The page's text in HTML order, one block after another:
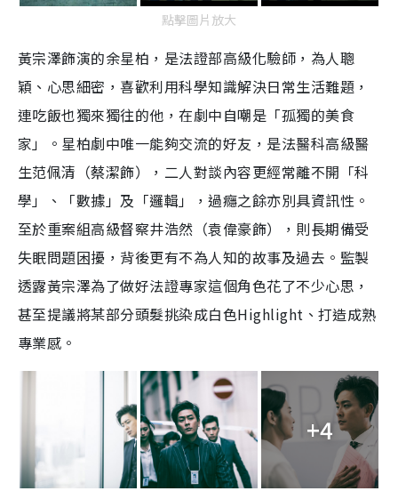
點擊圖片放大
黃宗澤飾演的余星柏，是法證部高級化驗師，為人聰
穎、心思細密，喜歡利用科學知識解決日常生活難題，
連吃飯也獨來獨往的他，在劇中自嘲是「孤獨的美食
家」。星柏劇中唯一能夠交流的好友，是法醫科高級醫
生范佩清（蔡潔飾），二人對談內容更經常離不開「科
學」、「數據」及「邏輯」，過癮之餘亦別具資訊性。
至於重案組高級督察井浩然（袁偉豪飾），則長期備受
失眠問題困擾，背後更有不為人知的故事及過去。監製
透露黃宗澤為了做好法證專家這個角色花了不少心思，
甚至提議將某部分頭髮挑染成白色Highlight、打造成熟
專業感。
+4